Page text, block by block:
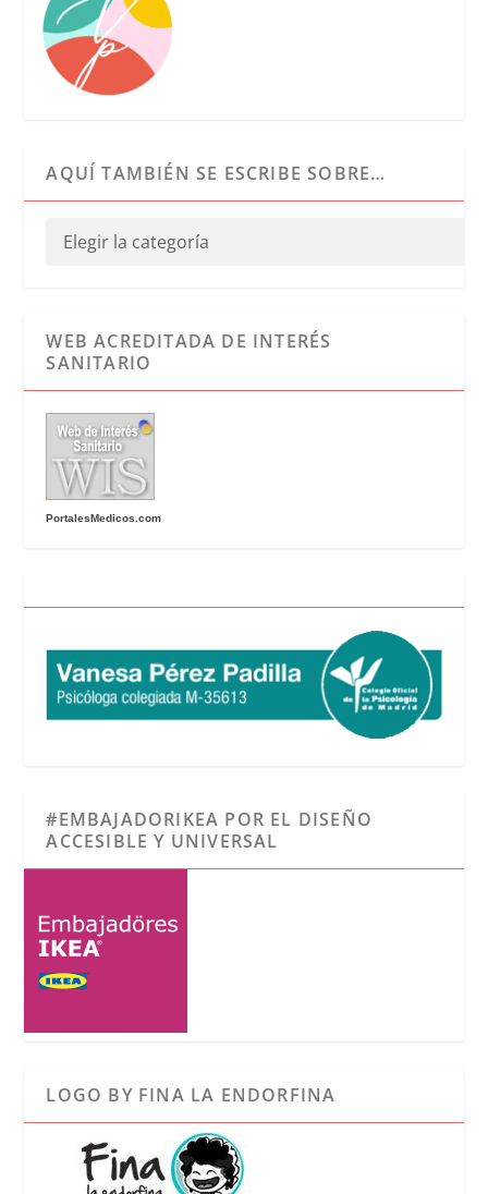
AQUÍ TAMBIÉN SE ESCRIBE SOBRE…
WEB ACREDITADA DE INTERÉS
SANITARIO
PortalesMedicos.com
#EMBAJADORIKEA POR EL DISEÑO
ACCESIBLE Y UNIVERSAL
LOGO BY FINA LA ENDORFINA